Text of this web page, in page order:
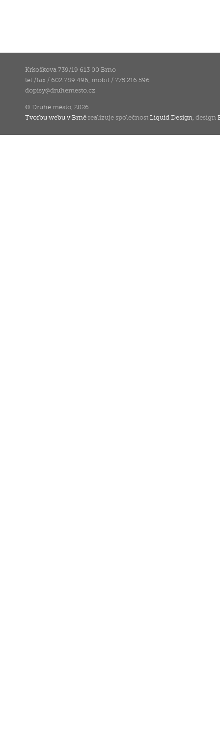
Krkoškova 739/19 613 00 Brno
tel./fax / 602 789 496, mobil / 775 216 596
dopisy@druhemesto.cz
© Druhé město, 2026
Tvorbu webu v Brně realizuje společnostLiquid Design , design